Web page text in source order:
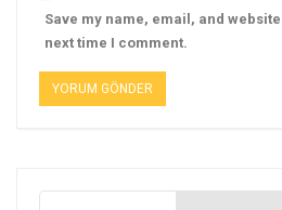
Save my name, email, and
next time I comment.